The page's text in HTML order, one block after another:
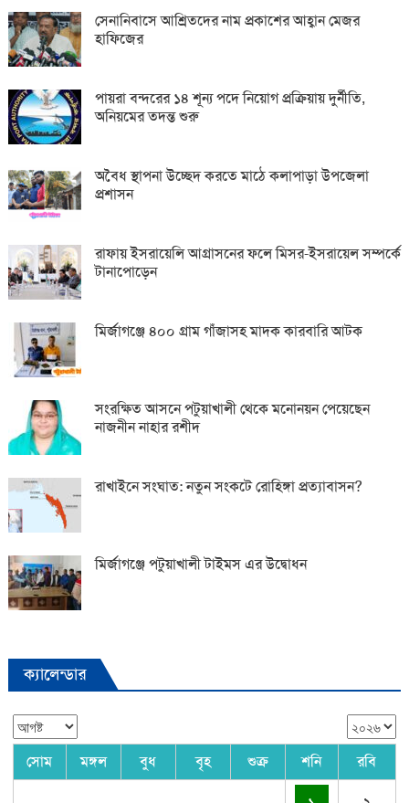
সেনানিবাসে আশ্রিতদের নাম প্রকাশের আহ্বান মেজর
হাফিজের
পায়রা বন্দরের ১৪ শূন্য পদে নিয়োগ প্রক্রিয়ায় দুর্নীতি,
অনিয়মের তদন্ত শুরু
অবৈধ স্থাপনা উচ্ছেদ করতে মাঠে কলাপাড়া উপজেলা
প্রশাসন
রাফায় ইসরায়েলি আগ্রাসনের ফলে মিসর-ইসরায়েল সম্পর্কে
টানাপোড়েন
মির্জাগঞ্জে ৪০০ গ্রাম গাঁজাসহ মাদক কারবারি আটক
সংরক্ষিত আসনে পটুয়াখালী থেকে মনোনয়ন পেয়েছেন
নাজনীন নাহার রশীদ
রাখাইনে সংঘাত: নতুন সংকটে রোহিঙ্গা প্রত্যাবাসন?
মির্জাগঞ্জে পটুয়াখালী টাইমস এর উদ্বোধন
ক্যালেন্ডার
সোম মঙ্গল বুধ বৃহ শুক্র শনি রবি